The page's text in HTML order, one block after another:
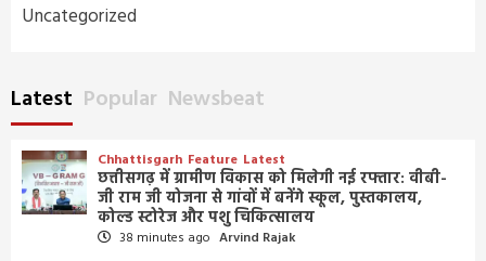
Uncategorized
Latest Popular Newsbeat
Chhattisgarh Feature Latest
छत्तीसगढ़ में ग्रामीण विकास को मिलेगी नई रफ्तार: वीबी-
जी राम जी योजना से गांवों में बनेंगे स्कूल, पुस्तकालय,
कोल्ड स्टोरेज और पशु चिकित्सालय
38 minutes ago Arvind Rajak